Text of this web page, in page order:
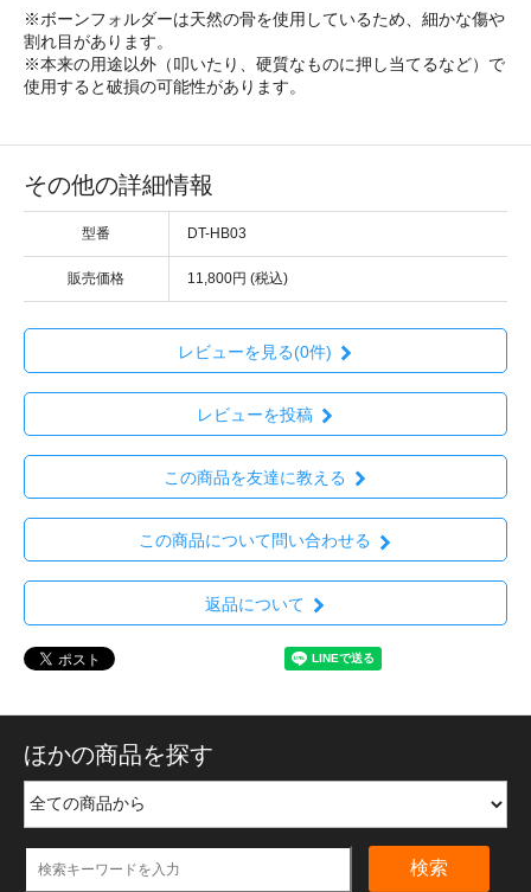
※ボーンフォルダーは天然の骨を使用しているため、細かな傷や
割れ目があります。
※本来の用途以外（叩いたり、硬質なものに押し当てるなど）で
使用すると破損の可能性があります。
その他の詳細情報
型番 DT-HB03
販売価格 11,800円 (税込)
レビューを見る(0件)
レビューを投稿
この商品を友達に教える
この商品について問い合わせる
返品について
ほかの商品を探す
検索